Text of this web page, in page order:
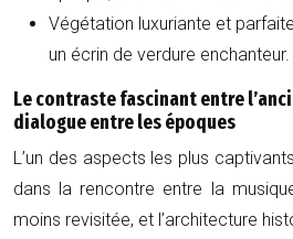
Végétation luxuriante et
un écrin de verdure enchanteur.
Le contraste fascinant entre
dialogue entre les époques
L’un des aspects les plus
dans la rencontre entre la
moins revisitée, et l’architecture